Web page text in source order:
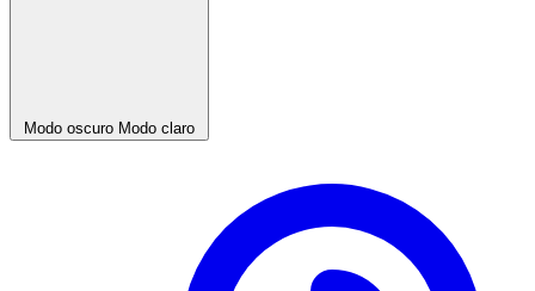
Modo oscuro Modo claro